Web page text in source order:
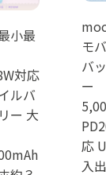
小最
対応
ルバ
ー 大
モ
バ
ー
応
入